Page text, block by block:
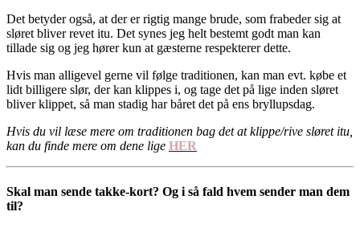
Det betyder også, at der er rigtig mange brude, som frabeder sig at
sløret bliver revet itu. Det synes jeg helt bestemt godt man kan
tillade sig og jeg hører kun at gæsterne respekterer dette.
Hvis man alligevel gerne vil følge traditionen, kan man evt. købe et
lidt billigere slør, der kan klippes i, og tage det på lige inden sløret
bliver klippet, så man stadig har båret det på ens bryllupsdag.
Hvis du vil læse mere om traditionen bag det at klippe/rive sløret itu,
kan du finde mere om dene lige HER
Skal man sende takke-kort? Og i så fald hvem sender man dem
til?